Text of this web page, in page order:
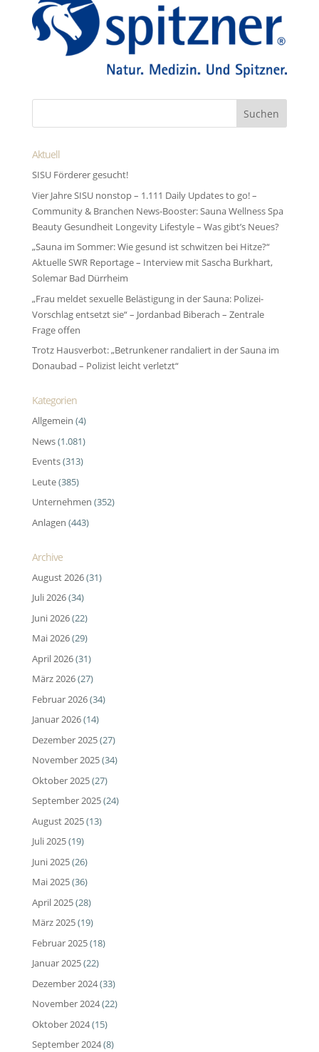
Aktuell
SISU Förderer gesucht!
Vier Jahre SISU nonstop – 1.111 Daily Updates to go! –
Community & Branchen News-Booster: Sauna Wellness Spa
Beauty Gesundheit Longevity Lifestyle – Was gibt’s Neues?
„Sauna im Sommer: Wie gesund ist schwitzen bei Hitze?“
Aktuelle SWR Reportage – Interview mit Sascha Burkhart,
Solemar Bad Dürrheim
„Frau meldet sexuelle Belästigung in der Sauna: Polizei-
Vorschlag entsetzt sie“ – Jordanbad Biberach – Zentrale
Frage offen
Trotz Hausverbot: „Betrunkener randaliert in der Sauna im
Donaubad – Polizist leicht verletzt“
Kategorien
Allgemein (4)
News(1.081)
Events(313)
Leute(385)
Unternehmen (352)
Anlagen (443)
Archive
August 2026(31)
Juli 2026(34)
Juni 2026(22)
Mai 2026(29)
April 2026(31)
März 2026(27)
Februar 2026(34)
Januar 2026(14)
Dezember 2025(27)
November 2025(34)
Oktober 2025(27)
September 2025(24)
August 2025(13)
Juli 2025(19)
Juni 2025(26)
Mai 2025(36)
April 2025(28)
März 2025(19)
Februar 2025(18)
Januar 2025(22)
Dezember 2024(33)
November 2024(22)
Oktober 2024(15)
September 2024(8)